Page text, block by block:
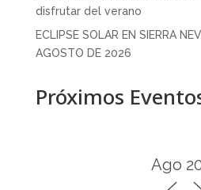
disfrutar del verano
ECLIPSE SOLAR EN SIERRA
AGOSTO DE 2026
Próximos